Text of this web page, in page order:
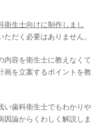
衛生士向けに制作しまし
だく必要はありません。
内容を衛生士に教えなくて
画を立案するポイントを教
い歯科衛生士でもわかりや
因論からくわしく解説しま